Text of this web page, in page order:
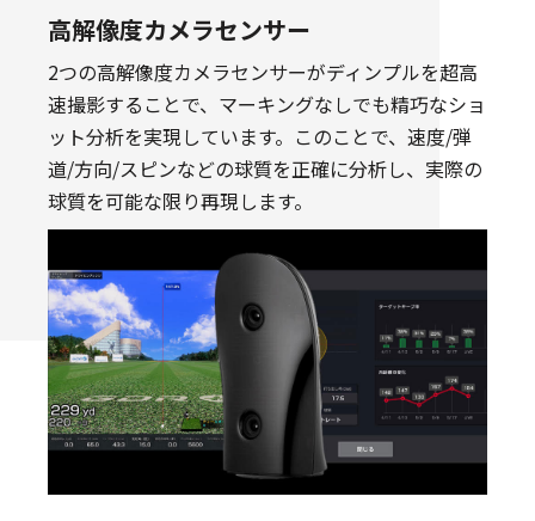
高解像度カメラセンサー
2つの高解像度カメラセンサーがディンプルを超高
速撮影することで、マーキングなしでも精巧なショ
ット分析を実現しています。このことで、速度/弾
道/方向/スピンなどの球質を正確に分析し、実際の
球質を可能な限り再現します。